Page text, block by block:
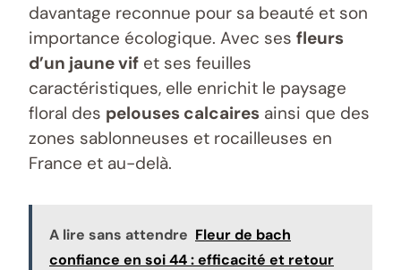
davantage reconnue pour sa beauté et son
importance écologique. Avec ses fleurs
d’un jaune vif et ses feuilles
caractéristiques, elle enrichit le paysage
floral des pelouses calcaires ainsi que des
zones sablonneuses et rocailleuses en
France et au-delà.
A lire sans attendre Fleur de bach
confiance en soi 44 : efficacité et retour